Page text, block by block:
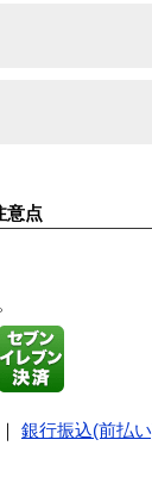
意点
銀行振込(前払